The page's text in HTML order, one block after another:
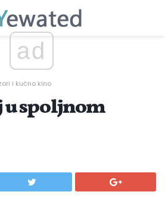
ad
i kućno kino
u spoljnom